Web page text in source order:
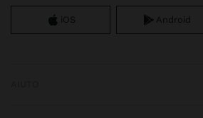
iOS Android